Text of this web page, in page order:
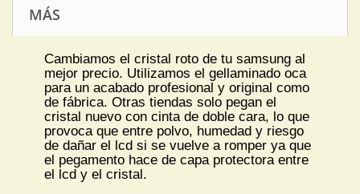
MÁS
Cambiamos el cristal roto de tu samsung al
mejor precio. Utilizamos el gellaminado oca
para un acabado profesional y original como
de fábrica. Otras tiendas solo pegan el
cristal nuevo con cinta de doble cara, lo que
provoca que entre polvo, humedad y riesgo
de dañar el lcd si se vuelve a romper ya que
el pegamento hace de capa protectora entre
el lcd y el cristal.